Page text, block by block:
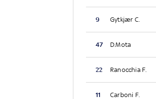
9 Gytkjær C.
47 D.Mota
22 Ranocchia F.
11 Carboni F.